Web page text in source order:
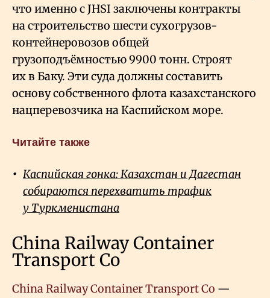
что именно с JHSI заключены контракты
на строительство шести сухогрузов-
контейнеровозов общей
грузоподъёмностью 9900 тонн. Строят
их в Баку. Эти суда должны составить
основу собственного флота казахстанского
нацперевозчика на Каспийском море.
Читайте также
Каспийская гонка: Казахстан и Дагестан
собираются перехватить трафик
у Туркменистана
China Railway Container
Transport Co
China Railway Container Transport Co —